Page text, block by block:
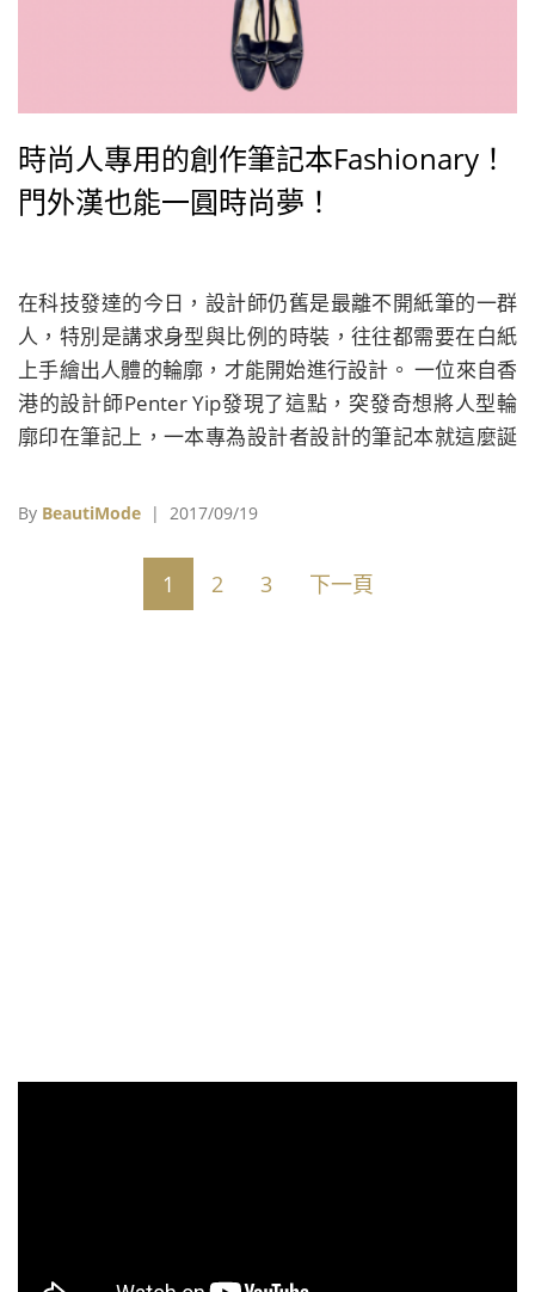
時尚人專用的創作筆記本Fashionary！
門外漢也能一圓時尚夢！
在科技發達的今日，設計師仍舊是最離不開紙筆的一群
人，特別是講求身型與比例的時裝，往往都需要在白紙
上手繪出人體的輪廓，才能開始進行設計。 一位來自香
港的設計師Penter Yip發現了這點，突發奇想將人型輪
廓印在筆記上，一本專為設計者設計的筆記本就這麼誕
By BeautiMode | 2017/09/19
1 2 3 下一頁